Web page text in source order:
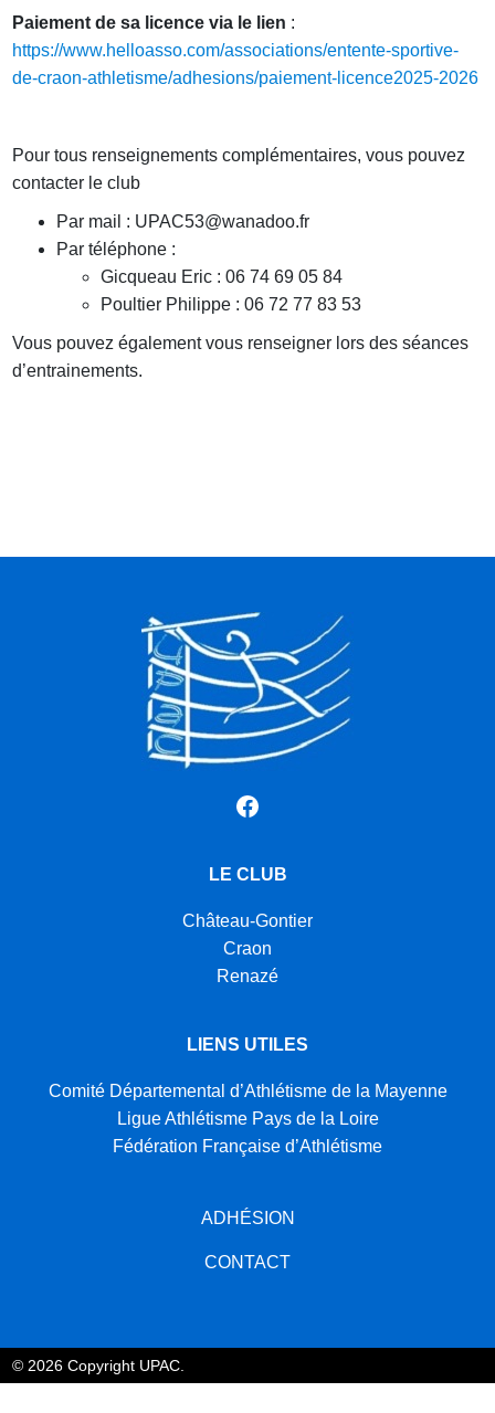
Paiement de sa licence via le lien :
https://www.helloasso.com/associations/entente-sportive-
de-craon-athletisme/adhesions/paiement-licence2025-2026
Pour tous renseignements complémentaires, vous pouvez
contacter le club
Par mail : UPAC53@wanadoo.fr
Par téléphone :
Gicqueau Eric : 06 74 69 05 84
Poultier Philippe : 06 72 77 83 53
Vous pouvez également vous renseigner lors des séances
d’entrainements.
Facebook
LE CLUB
Château-Gontier
Craon
Renazé
LIENS UTILES
Comité Départemental d’Athlétisme de la Mayenne
Ligue Athlétisme Pays de la Loire
Fédération Française d’Athlétisme
ADHÉSION
CONTACT
© 2026 Copyright UPAC.